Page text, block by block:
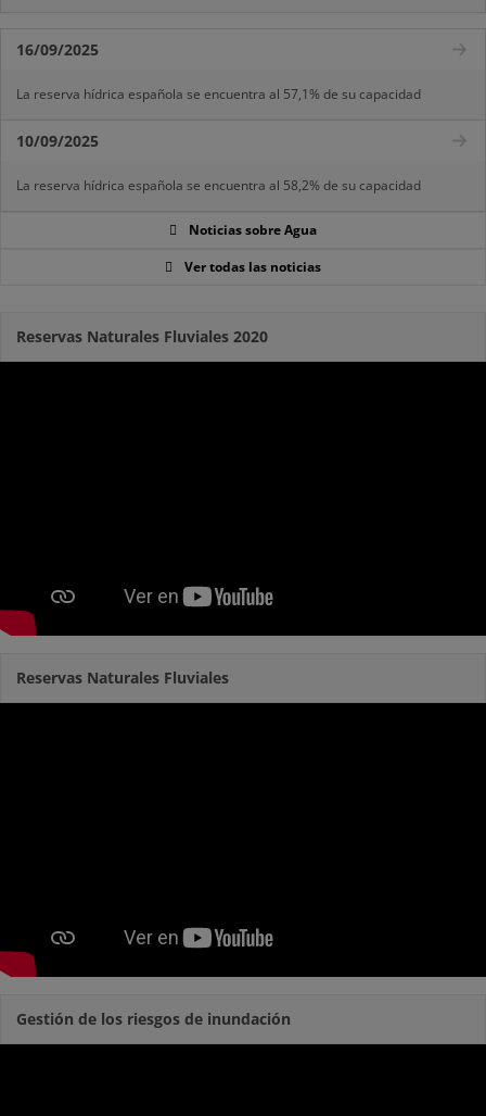
16/09/2025
La reserva hídrica española se encuentra al 57,1% de su capacidad
10/09/2025
La reserva hídrica española se encuentra al 58,2% de su capacidad
Noticias sobre Agua
Ver todas las noticias
Reservas Naturales Fluviales 2020
Reservas Naturales Fluviales
Gestión de los riesgos de inundación